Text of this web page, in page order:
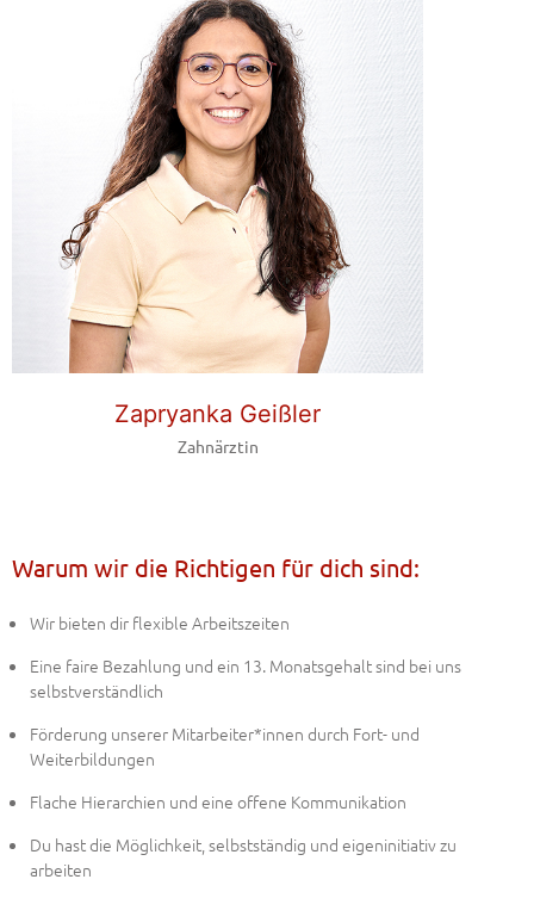
Zapryanka Geißler
Zahnärztin
Warum wir die Richtigen für dich sind:
Wir bieten dir flexible Arbeitszeiten
Eine faire Bezahlung und ein 13. Monatsgehalt sind bei uns
selbstverständlich
Förderung unserer Mitarbeiter*innen durch Fort- und
Weiterbildungen
Flache Hierarchien und eine offene Kommunikation
Du hast die Möglichkeit, selbstständig und eigeninitiativ zu
arbeiten